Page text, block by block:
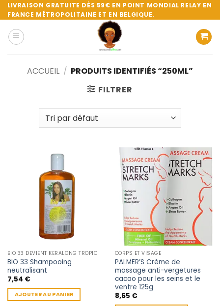
Passer
au
contenu
LIVRAISON GRATUITE DÈS 59€ EN POINT MONDIAL RELAY EN
FRANCE MÉTROPOLITAINE ET EN BELGIQUE.
ACCUEIL / PRODUITS IDENTIFIÉS “250ML”
FILTRER
BIO 33 DEVIENT KERALONG TROPIC
BIO 33 Shampooing
neutralisant
7,54 €
AJOUTER AU PANIER
CORPS ET VISAGE
PALMER’S Crème de
massage anti-vergetures
cacao pour les seins et le
ventre 125g
8,65 €